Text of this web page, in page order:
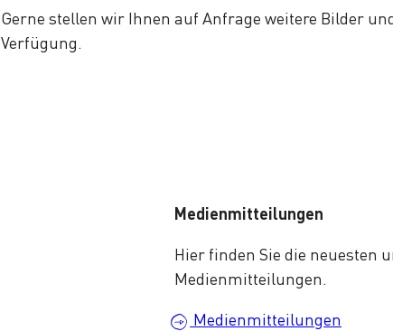
Gerne stellen wir Ihnen auf Anfrage weitere Bilder
Verfügung.
Medienmitteilungen
Hier finden Sie die neuesten
Medienmitteilungen.
Medienmitteilungen